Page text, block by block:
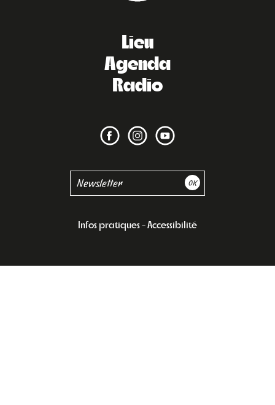
Lieu
Agenda
Radio
Infos pratiques Accessibilité